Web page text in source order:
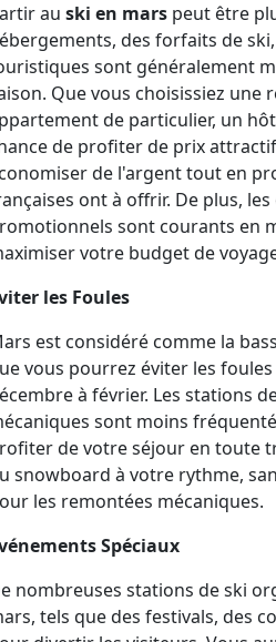
au ski en mars peut être
des forfaits de
sont généralement
Que vous choisissiez une
de particulier, un
de profiter de prix
de l'argent tout en
ont à offrir. De plus,
sont courants en
votre budget de
les Foules
est considéré comme la
vous pourrez éviter les
à février. Les stations
sont moins
de votre séjour en toute
snowboard à votre rythme,
les remontées mécaniques.
Spéciaux
nombreuses stations de ski
tels que des festivals, des